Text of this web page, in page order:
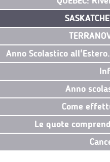
Anno Scolastico
Anno
Come
Le quote